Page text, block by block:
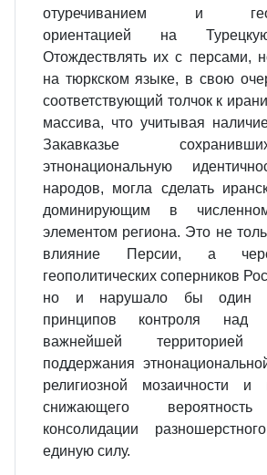
отуречиванием и
ориентацией на
Отождествлять их с персами,
на тюркском языке, в свою
соответствующий толчок к
массива, что учитывая
Закавказье
этнонациональную
народов, могла сделать
доминирующим в
элементом региона. Это не
влияние Персии, а
геополитических соперников
но и нарушало бы один
принципов контроля над
важнейшей территорией
поддержания
религиозной мозаичности и
снижающего
консолидации
единую силу.